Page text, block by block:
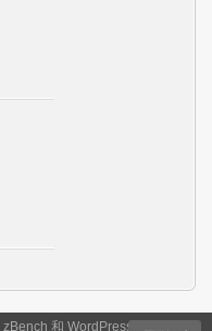
zBench 和 WordPress